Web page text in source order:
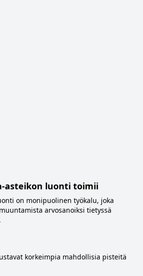
asteikon luonti toimii
on monipuolinen työkalu, joka
arvosanoiksi tietyssä
korkeimpia mahdollisia pisteitä